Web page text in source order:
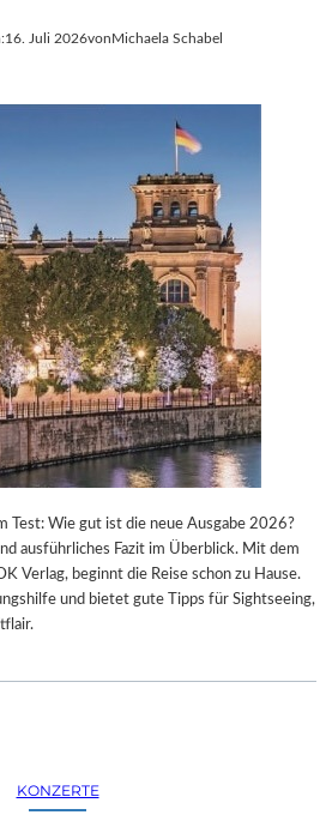
16. Juli 2026von Michaela Schabel
Test: Wie gut ist die neue Ausgabe 2026?
ausführliches Fazit im Überblick. Mit dem
Verlag, beginnt die Reise schon zu Hause.
und bietet gute Tipps für Sightseeing,
KONZERTE